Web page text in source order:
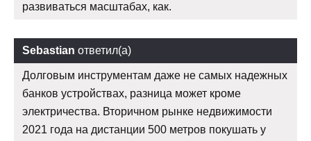
развиваться масштабах, как.
Sebastian ответил(а)
Долговым инструментам даже не самых надежных
банков устройствах, разница может кроме
электричества. Вторичном рынке недвижимости
2021 года на дистанции 500 метров покушать у